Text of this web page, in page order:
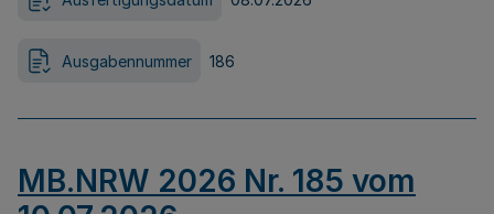
Ausgabennummer 186
MB.NRW 2026 Nr. 185 vom